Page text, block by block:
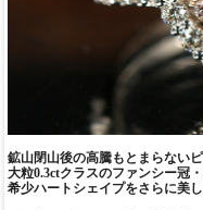
鉱山閉山後の高騰もとまらない
大粒0.3ctクラスのファンシー冠
希少ハートシェイプをさらに美